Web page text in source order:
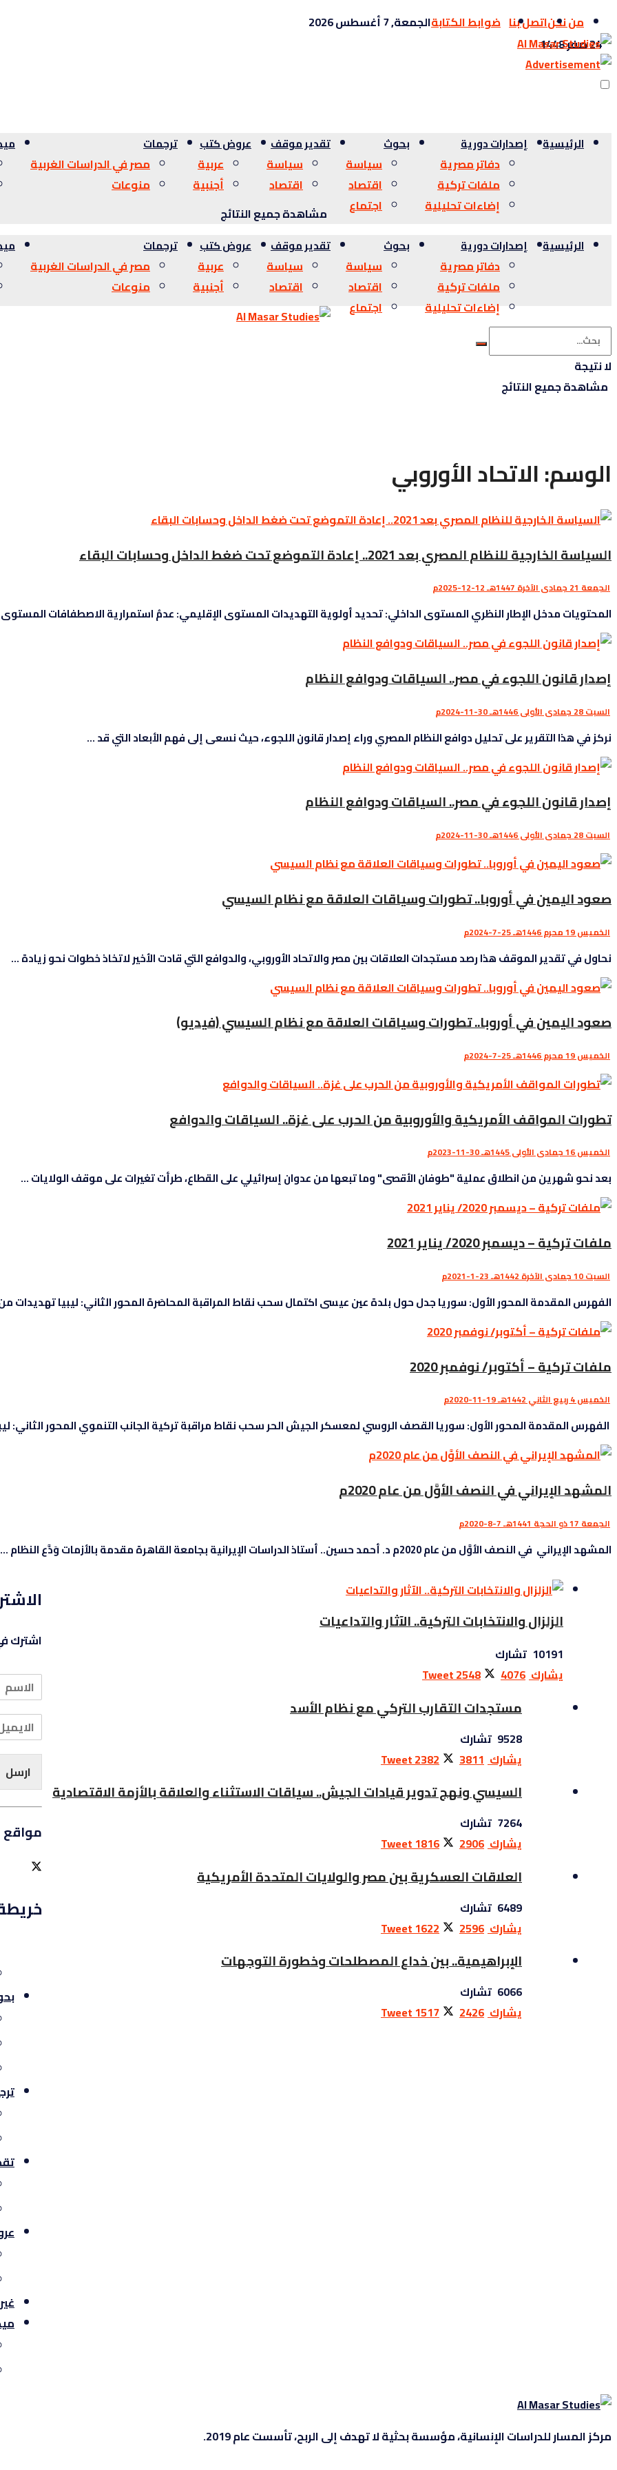
من نحناتصل بنا ضوابط الكتابةالجمعة, 7 أغسطس 2026
24 صفر 1448
الرئيسية إصدارات دورية
دفاتر مصرية
ملفات تركية
إضاءات تحليلية
بحوث
سياسة
اقتصاد
اجتماع
تقدير موقف
سياسة
اقتصاد
عروض كتب
عربية
أجنبية
ترجمات
مصر في الدراسات الغربية
منوعات
مشاهدة جميع النتائج
الرئيسية إصدارات دورية
دفاتر مصرية
ملفات تركية
إضاءات تحليلية
بحوث
سياسة
اقتصاد
اجتماع
تقدير موقف
سياسة
اقتصاد
عروض كتب
عربية
أجنبية
ترجمات
مصر في الدراسات الغربية
منوعات
لا نتيجة
مشاهدة جميع النتائج
الوسم:الاتحاد الأوروبي
السياسة الخارجية للنظام المصري بعد 2021.. إعادة التموضع تحت ضغط الداخل وحسابات البقاء
الجمعة 21 جمادى الآخرة 1447هـ 12-12-2025م
المحتويات مدخل الإطار النظري المستوى الداخلي: تحديد أولوية التهديدات المستوى الإقليمي: عدمُ استمرارية الاصطفافات المستوى
إصدار قانون اللجوء في مصر.. السياقات ودوافع النظام
السبت 28 جمادى الأولى 1446هـ 30-11-2024م
نركز في هذا التقرير على تحليل دوافع النظام المصري وراء إصدار قانون اللجوء، حيث نسعى إلى فهم الأبعاد التي قد ...
إصدار قانون اللجوء في مصر.. السياقات ودوافع النظام
السبت 28 جمادى الأولى 1446هـ 30-11-2024م
صعود اليمين في أوروبا.. تطورات وسياقات العلاقة مع نظام السيسي
الخميس 19 محرم 1446هـ 25-7-2024م
نحاول في تقدير الموقف هذا رصد مستجدات العلاقات بين مصر والاتحاد الأوروبي، والدوافع التي قادت الأخير لاتخاذ خطوات نحو زيادة ...
صعود اليمين في أوروبا.. تطورات وسياقات العلاقة مع نظام السيسي (فيديو)
الخميس 19 محرم 1446هـ 25-7-2024م
تطورات المواقف الأمريكية والأوروبية من الحرب على غزة..السياقات والدوافع
الخميس 16 جمادى الأولى 1445هـ 30-11-2023م
بعد نحو شهرين من انطلاق عملية "طوفان الأقصى" وما تبعها من عدوان إسرائيلي على القطاع، طرأت تغيرات على موقف الولايات ...
ملفات تركية – ديسمبر 2020/ يناير 2021
السبت 10 جمادى الآخرة 1442هـ 23-1-2021م
الفهرس المقدمة المحور الأول: سوريا جدل حول بلدة عين عيسى اكتمال سحب نقاط المراقبة المحاصَرة المحور الثاني: ليبيا تهديدات
ملفات تركية – أكتوبر/ نوفمبر 2020
الخميس 4 ربيع الثاني 1442هـ 19-11-2020م
الفهرس المقدمة المحور الأول: سوريا القصف الروسي لمعسكر الجيش الحر سحب نقاط مراقبة تركية الجانب التنموي المحور الثاني:
المشهد الإيراني في النصف الأوَّل من عام 2020م
الجمعة 17 ذو الحجة 1441هـ 7-8-2020م
المشهد الإيراني في النصف الأوَّل من عام 2020م د. أحمد حسين.. أستاذ الدراسات الإيرانية بجامعة القاهرة مقدمة بالأزمات وَدَّع النظام ...
الزلزال والانتخابات التركية.. الآثار والتداعيات
10191 تشارك
يشارك 4076
Tweet2548
مستجدات التقارب التركي مع نظام الأسد
9528 تشارك
يشارك 3811
Tweet2382
السيسي ونهج تدوير قيادات الجيش.. سياقات الاستثناء والعلاقة بالأزمة الاقتصادية
7264 تشارك
يشارك 2906
Tweet1816
العلاقات العسكرية بين مصر والولايات المتحدة الأمريكية
6489 تشارك
يشارك 2596
Tweet1622
الإبراهيمية.. بين خداع المصطلحات وخطورة التوجهات
6066 تشارك
يشارك 2426
Tweet1517
اشترك
ارسل
مواقع
مركز المسار للدراسات الإنسانية، مؤسسة بحثية لا تهدف إلى الربح، تأسست عام 2019.